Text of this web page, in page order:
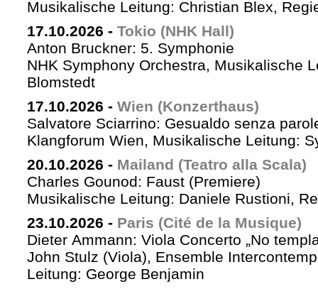
Musikalische Leitung: Christian Blex,
17.10.2026 - Tokio (NHK Hall)
Anton Bruckner: 5. Symphonie
NHK Symphony Orchestra, Musikalische
Blomstedt
17.10.2026 - Wien (Konzerthaus)
Salvatore Sciarrino: Gesualdo senza
Klangforum Wien, Musikalische Leitung:
20.10.2026 - Mailand (Teatro alla Scala)
Charles Gounod: Faust (Premiere)
Musikalische Leitung: Daniele Rustioni,
23.10.2026 - Paris (Cité de la Musique)
Dieter Ammann: Viola Concerto „No
John Stulz (Viola), Ensemble
Leitung: George Benjamin